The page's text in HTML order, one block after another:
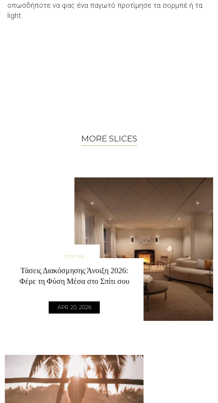
οπωσδήποτε να φας ένα παγωτό προτίμησε τα σορμπέ ή τα
light.
MORE SLICES
Homey
Τάσεις Διακόσμησης Άνοιξη 2026:
Φέρε τη Φύση Μέσα στο Σπίτι σου
APR 20, 2026